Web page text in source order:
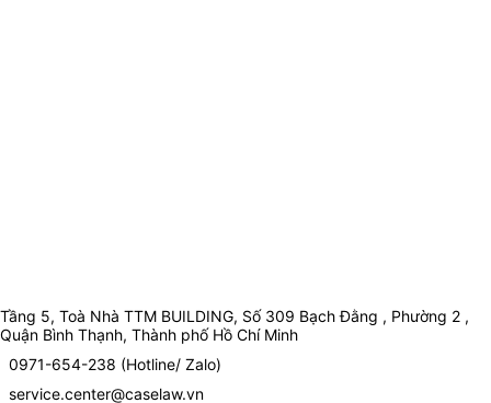
Tầng 5, Toà Nhà TTM BUILDING, Số 309 Bạch Đằng , Phường 2 ,
Quận Bình Thạnh, Thành phố Hồ Chí Minh
0971-654-238 (Hotline/ Zalo)
service.center@caselaw.vn